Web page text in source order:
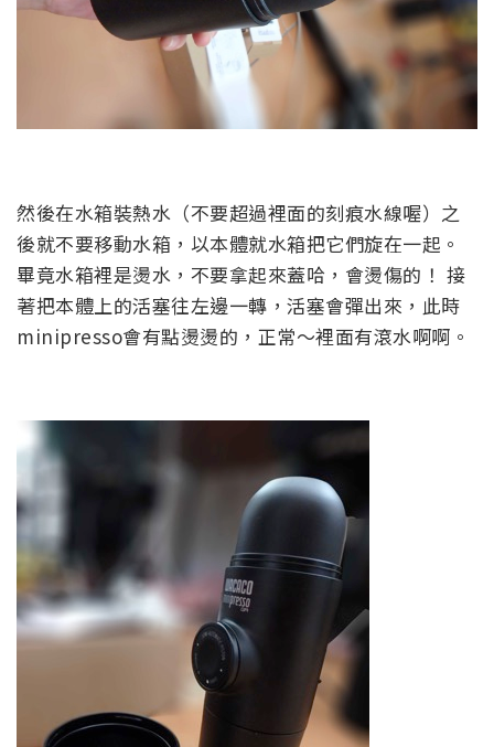
然後在水箱裝熱水（不要超過裡面的刻痕水線喔）之
後就不要移動水箱，以本體就水箱把它們旋在一起。
畢竟水箱裡是燙水，不要拿起來蓋哈，會燙傷的！ 接
著把本體上的活塞往左邊一轉，活塞會彈出來，此時
minipresso會有點燙燙的，正常～裡面有滾水啊啊。